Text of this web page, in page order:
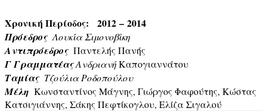
Χρονική Περίοδος: 2012 – 2014
Πρόεδρος Λουκία Σιμονοβίκη
Αντιπρόεδρος Παντελής Πανής
Γ ΓραμματέαςΑνδριανήΚαπογιαννάτου
Ταμίας Τζούλια Ροδοπούλου
Μέλη Κωνσταντίνος Μάγνης, Γιώργος Φαφούτης, Κώστας
Κατσιγιάννης, Σάκης Πεφτίκογλου, Ελίζα Σιγαλού